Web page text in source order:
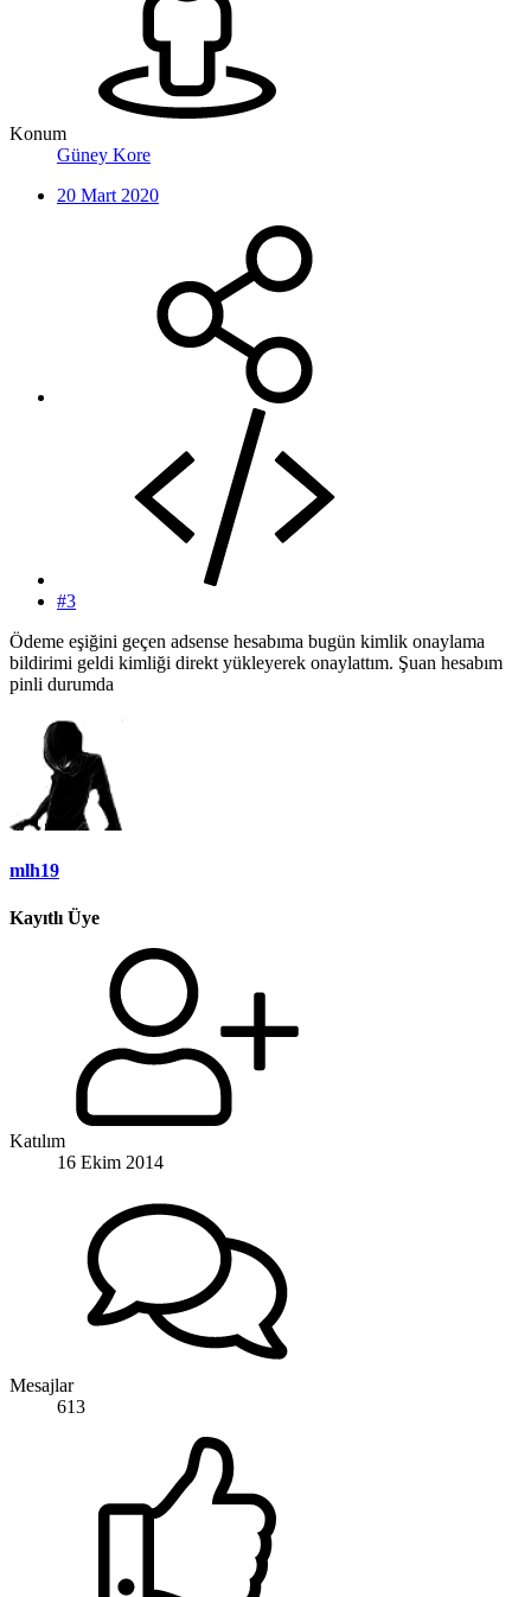
Konum
Güney Kore
20 Mart 2020
#3
Ödeme eşiğini geçen adsense hesabıma bugün kimlik onaylama
bildirimi geldi kimliği direkt yükleyerek onaylattım. Şuan hesabım
pinli durumda
mlh19
Kayıtlı Üye
Katılım
16 Ekim 2014
Mesajlar
613